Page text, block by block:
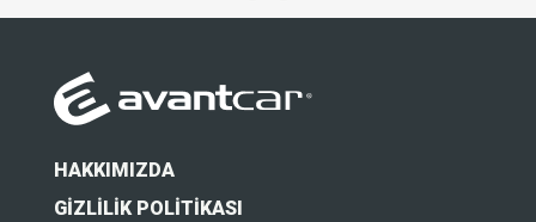
HAKKIMIZDA
GIZLILIK POLITIKASI